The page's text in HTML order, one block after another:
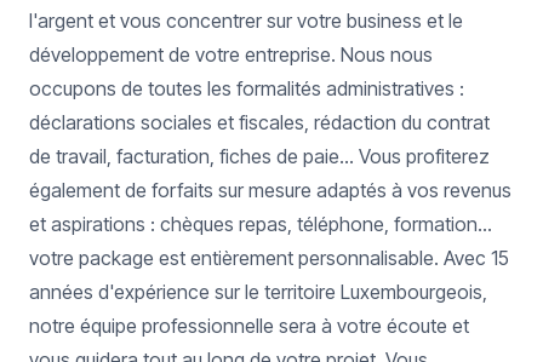
l'argent et vous concentrer sur votre business et le
développement de votre entreprise. Nous nous
occupons de toutes les formalités administratives :
déclarations sociales et fiscales, rédaction du contrat
de travail, facturation, fiches de paie... Vous profiterez
également de forfaits sur mesure adaptés à vos revenus
et aspirations : chèques repas, téléphone, formation...
votre package est entièrement personnalisable. Avec 15
années d'expérience sur le territoire Luxembourgeois,
notre équipe professionnelle sera à votre écoute et